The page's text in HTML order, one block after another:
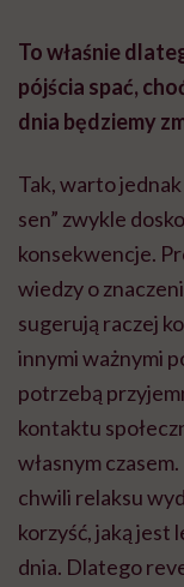
To właśnie
pójścia spać,
dnia będziemy
Tak, warto
sen” zwykle
konsekwencje.
wiedzy o
sugerują raczej
innymi ważnymi
potrzebą
kontaktu
własnym
chwili relaksu
korzyść, jaką jest
dnia. Dlatego